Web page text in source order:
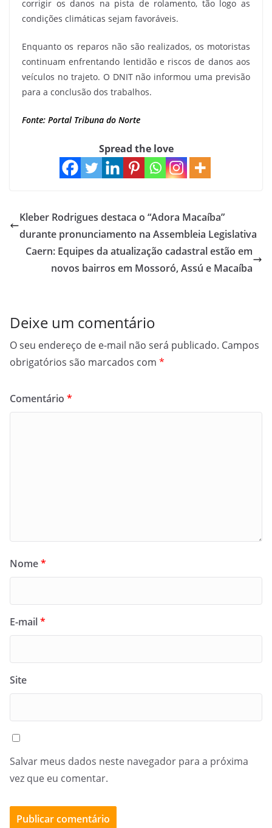
corrigir os danos na pista de rolamento, tão logo as
condições climáticas sejam favoráveis.
Enquanto os reparos não são realizados, os motoristas
continuam enfrentando lentidão e riscos de danos aos
veículos no trajeto. O DNIT não informou uma previsão
para a conclusão dos trabalhos.
Fonte: Portal Tribuna do Norte
Spread the love
Kleber Rodrigues destaca o “Adora Macaíba”
durante pronunciamento na Assembleia Legislativa
Caern: Equipes da atualização cadastral estão em
novos bairros em Mossoró, Assú e Macaíba
Deixe um comentário
O seu endereço de e-mail não será publicado. Campos
obrigatórios são marcados com *
Comentário *
Nome*
E-mail*
Site
Salvar meus dados neste navegador para a próxima
vez que eu comentar.